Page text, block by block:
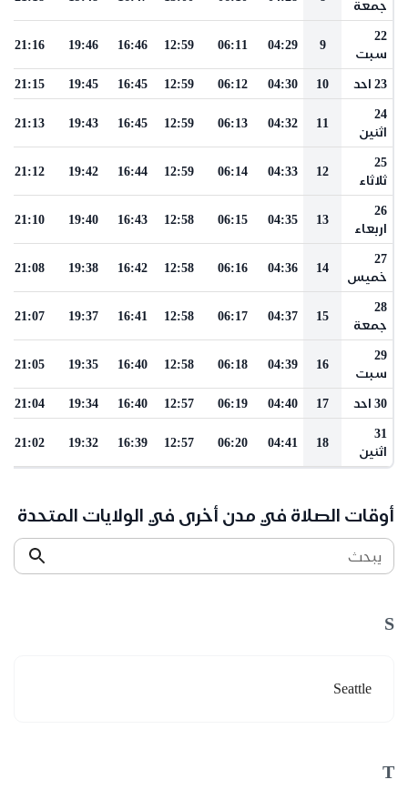
جمعة
22
سبت
9
04:29
06:11
12:59
16:46
19:46
21:16
23 احد 10
04:30
06:12
12:59
16:45
19:45
21:15
24
اثنين
11
04:32
06:13
12:59
16:45
19:43
21:13
25
ثلاثاء
12
04:33
06:14
12:59
16:44
19:42
21:12
26
اربعاء
13
04:35
06:15
12:58
16:43
19:40
21:10
27
خميس
14
04:36
06:16
12:58
16:42
19:38
21:08
28
جمعة
15
04:37
06:17
12:58
16:41
19:37
21:07
29
سبت
16
04:39
06:18
12:58
16:40
19:35
21:05
30 احد 17
04:40
06:19
12:57
16:40
19:34
21:04
31
اثنين
18
04:41
06:20
12:57
16:39
19:32
21:02
أوقات الصلاة في مدن أخرى في الولايات المتحدة
يبحث
S
Seattle
T